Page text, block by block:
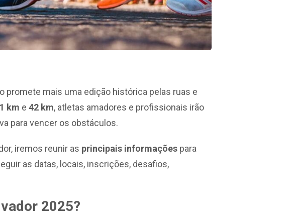
promete mais uma edição histórica pelas ruas e
km e 42 km, atletas amadores e profissionais irão
para vencer os obstáculos.
iremos reunir as principais informações para
as datas, locais, inscrições, desafios,
2025?